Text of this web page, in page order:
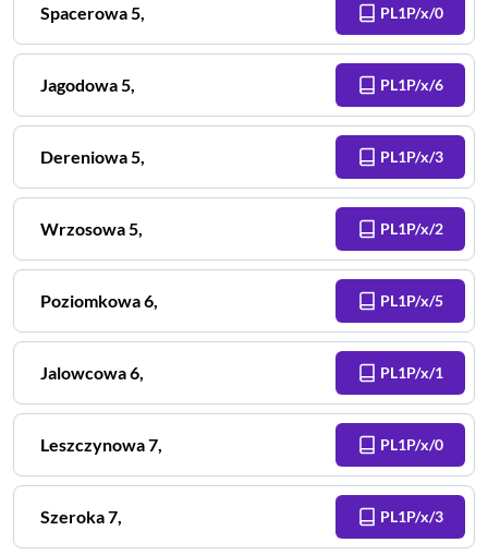
Spacerowa5, PL1P/x/0
Jagodowa5, PL1P/x/6
Dereniowa5, PL1P/x/3
Wrzosowa5, PL1P/x/2
Poziomkowa6, PL1P/x/5
Jalowcowa6, PL1P/x/1
Leszczynowa7, PL1P/x/0
Szeroka7, PL1P/x/3